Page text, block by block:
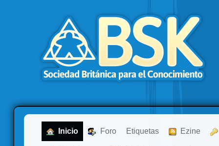
Inicio Foro Etiquetas Ezine